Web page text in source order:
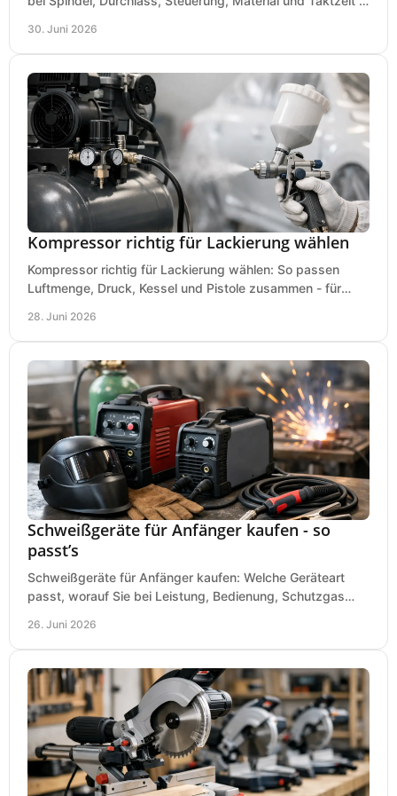
30. Juni 2026
Kompressor richtig für Lackierung wählen
Kompressor richtig für Lackierung wählen: So passen
Luftmenge, Druck, Kessel und Pistole zusammen - für
28. Juni 2026
Schweißgeräte für Anfänger kaufen - so
passt’s
Schweißgeräte für Anfänger kaufen: Welche Geräteart
passt, worauf Sie bei Leistung, Bedienung, Schutzgas
26. Juni 2026